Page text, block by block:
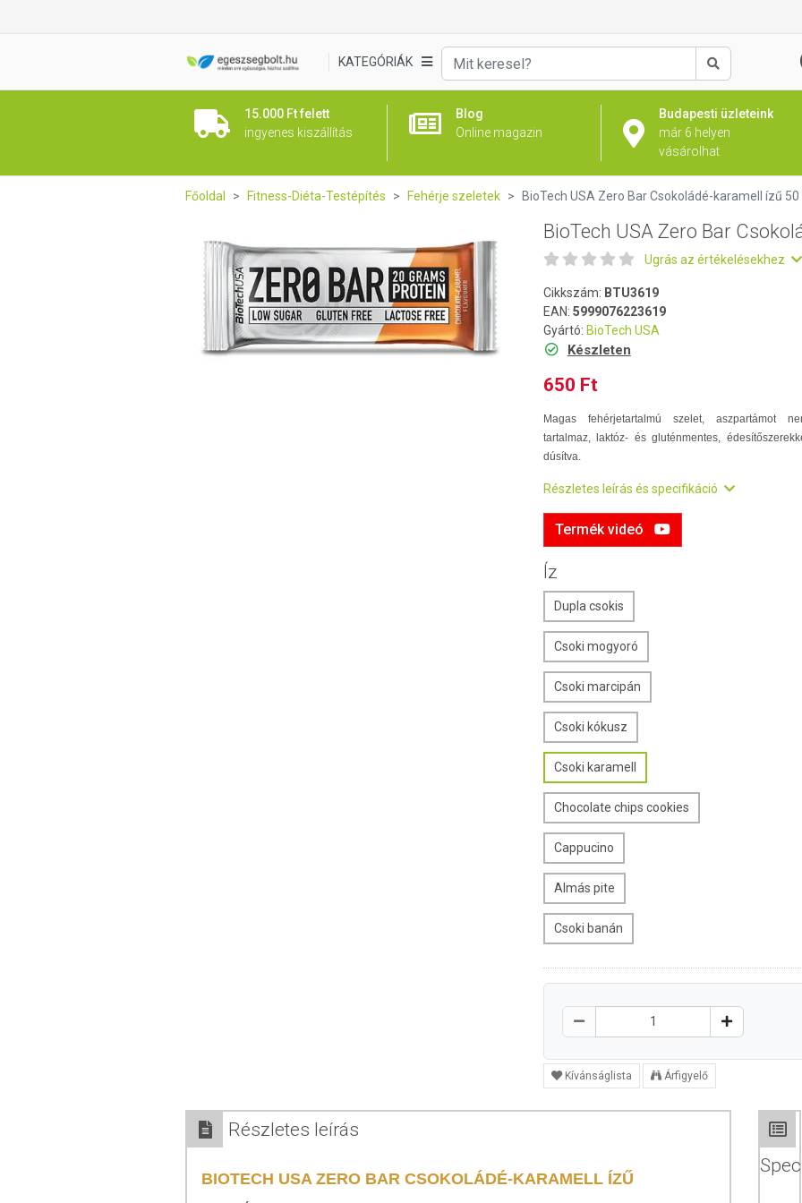
KATEGÓRIÁK
Keresés
15.000 Ft felett
ingyenes kiszállítás
Blog
Online magazin
Budapesti üzleteink
már 6 helyen
vásárolhat
Főoldal Fitness-Diéta-Testépítés Fehérje szeletek BioTech USA Zero Bar Csokoládé-karamell ízű 50
BioTech USA Zero Bar
Ugrás az értékelésekhez
Cikkszám: BTU3619
EAN: 5999076223619
Gyártó: BioTech USA
Készleten
650 Ft
Magas fehérjetartalmú szelet, aszpartámot
tartalmaz, laktóz- és gluténmentes,
dúsítva.
Részletes leírás és specifikáció
Termék videó
Íz
Dupla csokis
Csoki mogyoró
Csoki marcipán
Csoki kókusz
Csoki karamell
Chocolate chips cookies
Cappucino
Almás pite
Csoki banán
Kívánságlista Árfigyelő
Részletes leírás
BIOTECH USA ZERO BAR CSOKOLÁDÉ-KARAMELL ÍZŰ